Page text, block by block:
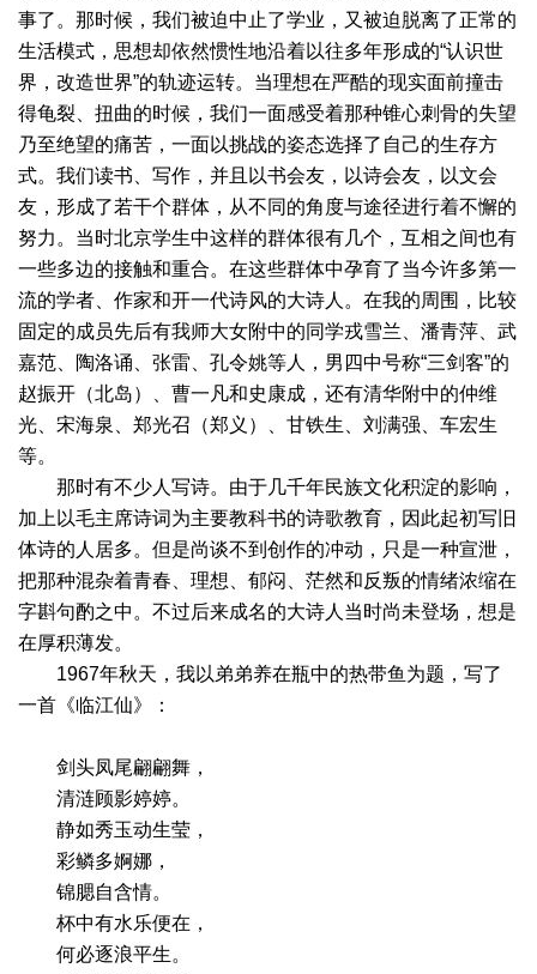
事了。那时候，我们被迫中止了学业，又被迫脱离了正常的
生活模式，思想却依然惯性地沿着以往多年形成的“认识世
界，改造世界”的轨迹运转。当理想在严酷的现实面前撞击
得龟裂、扭曲的时候，我们一面感受着那种锥心刺骨的失望
乃至绝望的痛苦，一面以挑战的姿态选择了自己的生存方
式。我们读书、写作，并且以书会友，以诗会友，以文会
友，形成了若干个群体，从不同的角度与途径进行着不懈的
努力。当时北京学生中这样的群体很有几个，互相之间也有
一些多边的接触和重合。在这些群体中孕育了当今许多第一
流的学者、作家和开一代诗风的大诗人。在我的周围，比较
固定的成员先后有我师大女附中的同学戎雪兰、潘青萍、武
嘉范、陶洛诵、张雷、孔令姚等人，男四中号称“三剑客”的
赵振开（北岛）、曹一凡和史康成，还有清华附中的仲维
光、宋海泉、郑光召（郑义）、甘铁生、刘满强、车宏生
等。
那时有不少人写诗。由于几千年民族文化积淀的影响，
加上以毛主席诗词为主要教科书的诗歌教育，因此起初写旧
体诗的人居多。但是尚谈不到创作的冲动，只是一种宣泄，
把那种混杂着青春、理想、郁闷、茫然和反叛的情绪浓缩在
字斟句酌之中。不过后来成名的大诗人当时尚未登场，想是
在厚积薄发。
1967年秋天，我以弟弟养在瓶中的热带鱼为题，写了
一首《临江仙》：
剑头凤尾翩翩舞，
清涟顾影婷婷。
静如秀玉动生莹，
彩鳞多婀娜，
锦腮自含情。
杯中有水乐便在，
何必逐浪平生。